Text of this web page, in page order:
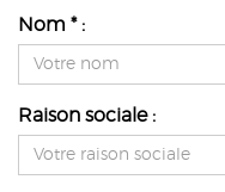
Nom * :
Raison sociale :